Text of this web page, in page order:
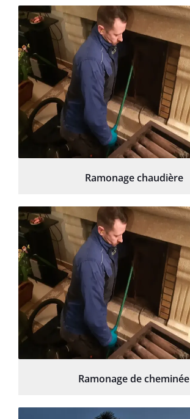
Ramonage chaudière
Ramonage de cheminée